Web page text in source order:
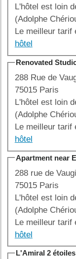
L'hôtel est loin
(Adolphe
Le meilleur tarif
hôtel
Renovated
288 Rue de
75015 Paris
L'hôtel est loin
(Adolphe
Le meilleur tarif
hôtel
Apartment near
288 rue de
75015 Paris
L'hôtel est loin
(Adolphe
Le meilleur tarif
hôtel
L'Amiral 2 étoiles